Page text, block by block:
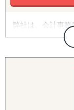
■ 対応施策につい
◆以下はこれまで
援パッケージです
『LocaBrain（ロ
弊社は、会計事
従業員357名のグ
2007年に日本の